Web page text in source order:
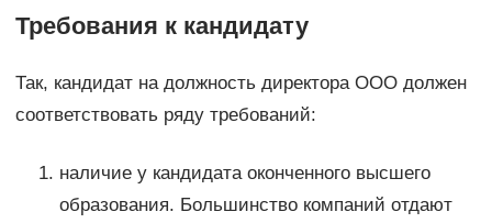
Требования к кандидату
Так, кандидат на должность директора ООО должен
соответствовать ряду требований:
наличие у кандидата оконченного высшего
образования. Большинство компаний отдают